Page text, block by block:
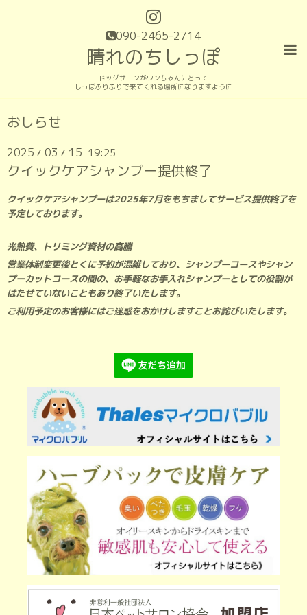
090-2465-2714
晴れのちしっぽ
ドッグサロンがワンちゃんにとって
しっぽふりふりで来てくれる場所になりますように
おしらせ
2025 / 03 / 15 19:25
クイックケアシャンプー提供終了
クイックケアシャンプーは2025年7月をもちましてサービス提供終了を
予定しております。
光熱費、トリミング資材の高騰
営業体制変更後とくに予約が混雑しており、シャンプーコースやシャン
プーカットコースの間の、お手軽なお手入れシャンプーとしての役割が
はたせていないこともあり終了いたします。
ご利用予定のお客様にはご迷惑をおかけしますことお詫びいたします。